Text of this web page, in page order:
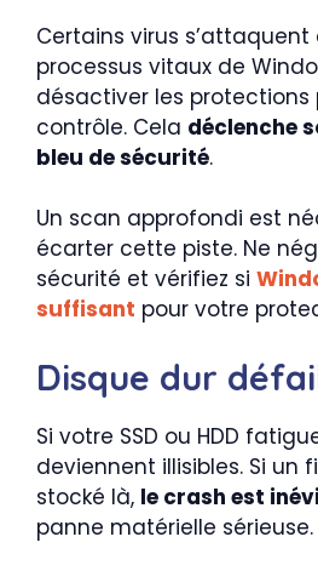
Certains virus
processus vitaux de
désactiver les protections
contrôle. Cela déclenche
bleu de sécurité.
Un scan approfondi est
écarter cette piste. Ne
sécurité et vérifiez si
suffisant pour votre
Disque dur
Si votre SSD ou HDD
deviennent illisibles. Si un
stocké là, le crash est
panne matérielle sérieuse.